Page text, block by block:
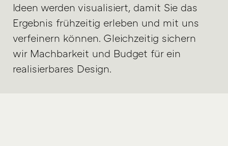
Ideen werden visualisiert, damit Sie das
Ergebnis frühzeitig erleben und mit uns
verfeinern können. Gleichzeitig sichern
wir Machbarkeit und Budget für ein
realisierbares Design.